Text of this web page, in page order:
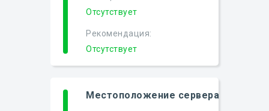
Рекомендация:
Отсутствует
Отсутствует
Местоположение сервера